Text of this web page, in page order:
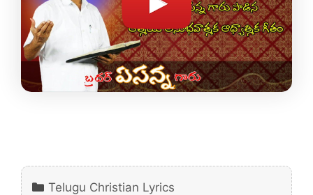
Categories
Telugu Christian Lyrics